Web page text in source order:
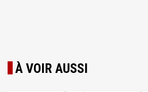
À VOIR AUSSI